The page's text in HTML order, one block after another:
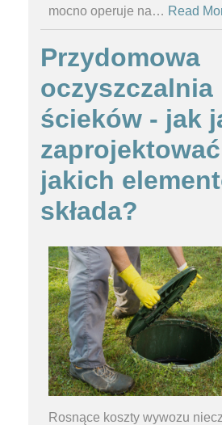
mocno operuje na… Read
Przydomowa
oczyszczalnia
ścieków - jak
jakich
składa?
Rosnące koszty wywozu